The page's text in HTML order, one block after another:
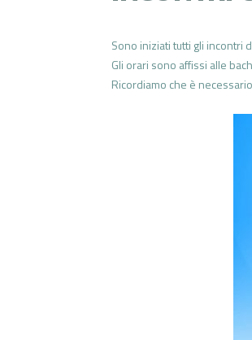
Sono iniziati tutti gli incontri
Gli orari sono affissi alle
Ricordiamo che è